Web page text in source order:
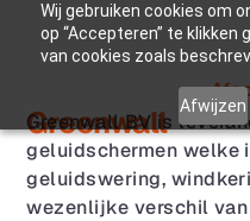
Wij gebruiken cookies om
op “Accepteren” te
van cookies zoals
Afwijzen
Greenwall
Greenwall BV is
geluidschermen welke
geluidswering,
wezenlijke verschil